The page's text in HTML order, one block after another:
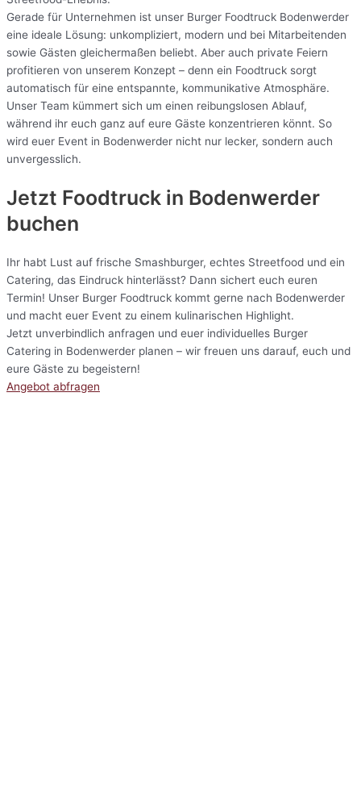
Gerade für Unternehmen ist unser Burger Foodtruck Bodenwerder
eine ideale Lösung: unkompliziert, modern und bei Mitarbeitenden
sowie Gästen gleichermaßen beliebt. Aber auch private Feiern
profitieren von unserem Konzept – denn ein Foodtruck sorgt
automatisch für eine entspannte, kommunikative Atmosphäre.
Unser Team kümmert sich um einen reibungslosen Ablauf,
während ihr euch ganz auf eure Gäste konzentrieren könnt. So
wird euer Event in Bodenwerder nicht nur lecker, sondern auch
unvergesslich.
Jetzt Foodtruck in Bodenwerder
buchen
Ihr habt Lust auf frische Smashburger, echtes Streetfood und ein
Catering, das Eindruck hinterlässt? Dann sichert euch euren
Termin! Unser Burger Foodtruck kommt gerne nach Bodenwerder
und macht euer Event zu einem kulinarischen Highlight.
Jetzt unverbindlich anfragen und euer individuelles Burger
Catering in Bodenwerder planen – wir freuen uns darauf, euch und
eure Gäste zu begeistern!
Angebot abfragen